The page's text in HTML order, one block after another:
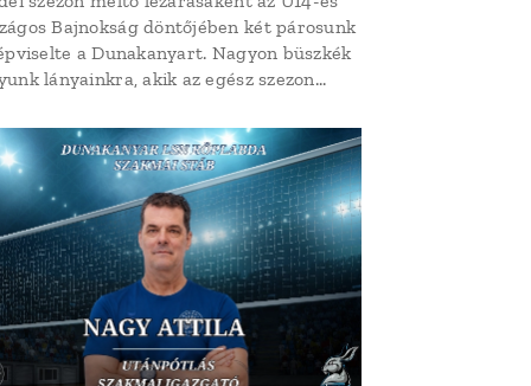
Bajnokság döntőjében két párosunk
a Dunakanyart. Nagyon büszkék
lányainkra, akik az egész szezon
tettek bele a
Az I. osztályban induló
közül az Almádi – Kisházi párosunk
végzett, míg...